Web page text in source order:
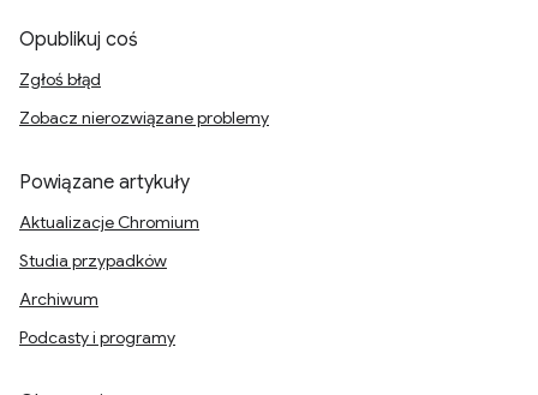
Opublikuj coś
Zgłoś błąd
Zobacz nierozwiązane problemy
Powiązane artykuły
Aktualizacje Chromium
Studia przypadków
Archiwum
Podcasty i programy